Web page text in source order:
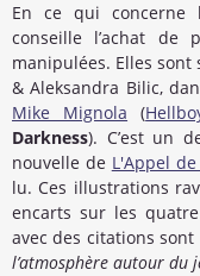
En ce qui concerne
conseille l’achat de
manipulées. Elles
& Aleksandra Bilic,
Mike Mignola (
Darkness). C’est un
nouvelle de L'Appel
lu. Ces illustrations
encarts sur les
avec des citations
l’atmosphère autour du